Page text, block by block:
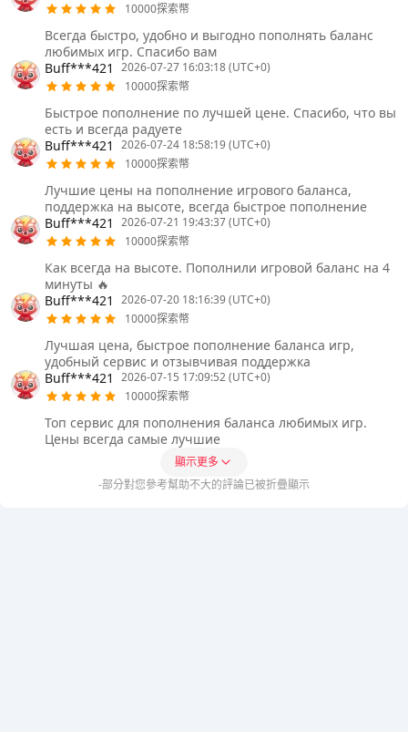
10000探索幣
Всегда быстро, удобно и выгодно пополнять баланс
любимых игр. Спасибо вам
Buff***421
2026-07-27 16:03:18 (UTC+0)
10000探索幣
Быстрое пополнение по лучшей цене. Спасибо, что вы
есть и всегда радуете
Buff***421
2026-07-24 18:58:19 (UTC+0)
10000探索幣
Лучшие цены на пополнение игрового баланса,
поддержка на высоте, всегда быстрое пополнение
Buff***421
2026-07-21 19:43:37 (UTC+0)
10000探索幣
Как всегда на высоте. Пополнили игровой баланс на 4
минуты 🔥
Buff***421
2026-07-20 18:16:39 (UTC+0)
10000探索幣
Лучшая цена, быстрое пополнение баланса игр,
удобный сервис и отзывчивая поддержка
Buff***421
2026-07-15 17:09:52 (UTC+0)
10000探索幣
Топ сервис для пополнения баланса любимых игр.
Цены всегда самые лучшие
顯示更多
-部分對您參考幫助不大的評論已被折疊顯示